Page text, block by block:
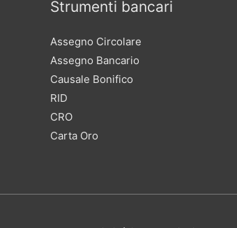
Strumenti bancari
Assegno Circolare
Assegno Bancario
Causale Bonifico
RID
CRO
Carta Oro